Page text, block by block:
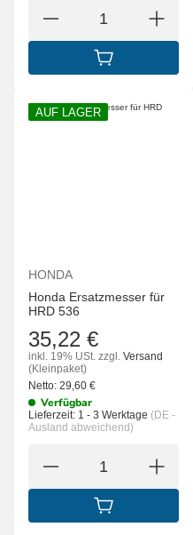
IN DEN
AUF LAGER
HONDA
Honda Ersatzmesser für
HRD 536
35,22 €
inkl. 19% USt. zzgl. Versand
(Kleinpaket)
Netto: 29,60 €
Verfügbar
Lieferzeit: 1 - 3 Werktage (DE -
Ausland abweichend)
IN DEN